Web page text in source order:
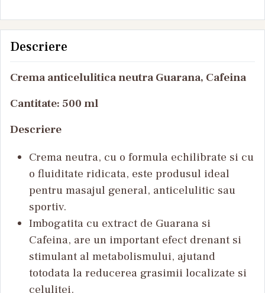
Descriere
Crema anticelulitica neutra Guarana, Cafeina
Cantitate: 500 ml
Descriere
Crema neutra, cu o formula echilibrate si cu
o fluiditate ridicata, este produsul ideal
pentru masajul general, anticelulitic sau
sportiv.
Imbogatita cu extract de Guarana si
Cafeina, are un important efect drenant si
stimulant al metabolismului, ajutand
totodata la reducerea grasimii localizate si
celulitei.